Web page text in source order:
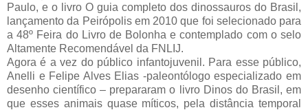
Paulo, e o livro O guia completo dos dinossauros do Brasil,
lançamento da Peirópolis em 2010 que foi selecionado para
a 48º Feira do Livro de Bolonha e contemplado com o selo
Altamente Recomendável da FNLIJ.
Agora é a vez do público infantojuvenil. Para esse público,
Anelli e Felipe Alves Elias -paleontólogo especializado em
desenho científico – prepararam o livro Dinos do Brasil, em
que esses animais quase míticos, pela distância temporal